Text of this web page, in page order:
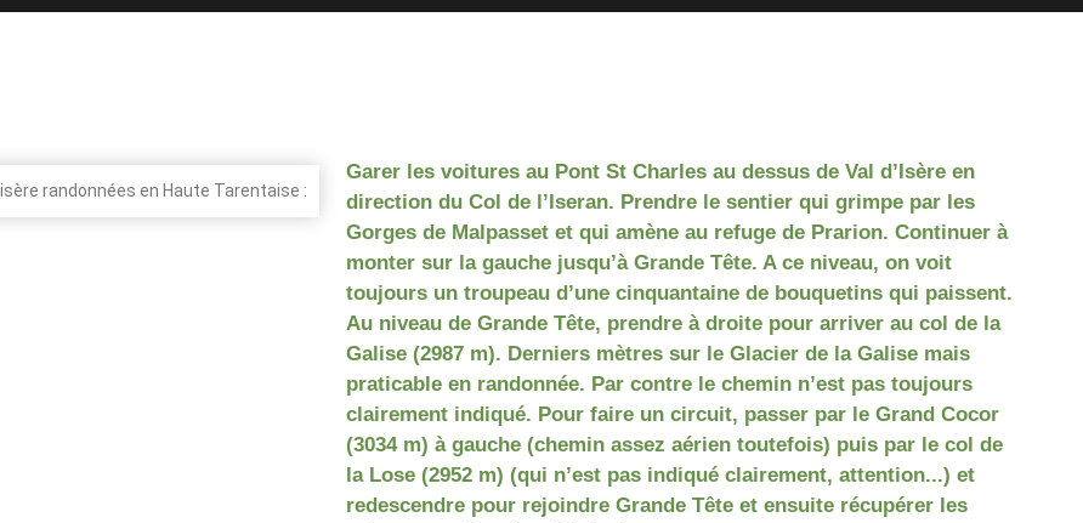
Garer les voitures au Pont St Charles au dessus de Val d’Isère en
direction du Col de l’Iseran. Prendre le sentier qui grimpe par les
Gorges de Malpasset et qui amène au refuge de Prarion. Continuer à
monter sur la gauche jusqu’à Grande Tête. A ce niveau, on voit
toujours un troupeau d’une cinquantaine de bouquetins qui paissent.
Au niveau de Grande Tête, prendre à droite pour arriver au col de la
Galise (2987 m). Derniers mètres sur le Glacier de la Galise mais
praticable en randonnée. Par contre le chemin n’est pas toujours
clairement indiqué. Pour faire un circuit, passer par le Grand Cocor
(3034 m) à gauche (chemin assez aérien toutefois) puis par le col de
la Lose (2952 m) (qui n’est pas indiqué clairement, attention...) et
redescendre pour rejoindre Grande Tête et ensuite récupérer les